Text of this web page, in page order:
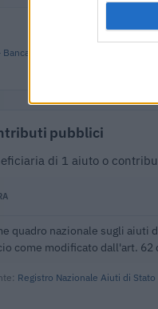
Banca Dati Nazionale Contratti
pubblici
di 1 aiuto o
quadro nazionale sugli aiuti
come modificato dall'art. 62
Registro Nazionale Aiuti di Stato